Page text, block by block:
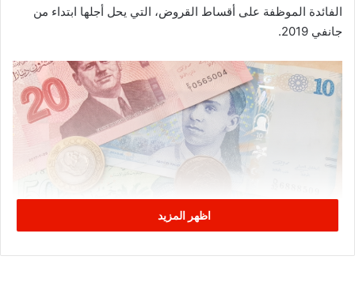
الفائدة الموظفة على أقساط القروض، التي يحل أجلها ابتداء من
جانفي 2019.
اظهر المزيد